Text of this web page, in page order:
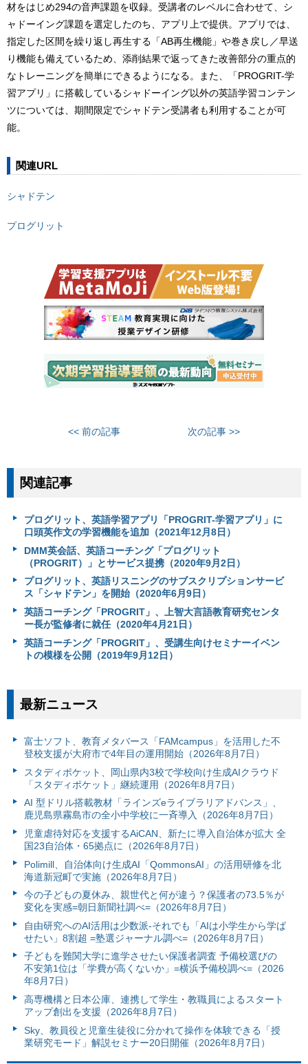
材をはじめ294の音声課題を収録。受講者のレベルに合わせて、シ
ャドーイング課題を選定したのち、アプリ上で提供。アプリでは、
指定した区間を繰り返し再生する「AB再生機能」や巻き戻し／早送
り機能も備えているため、添削結果で返ってきた改善部分の重点的
なトレーニングを簡単にできるようになる。また、「PROGRIT-学
習アプリ」に搭載しているシャドーイング以外の英語学習コンテン
ツについては、期間限定でシャドテン受講者も利用することが可
能。
関連URL
シャドテン
プログリット
<< 前の記事 次の記事 >>
関連記事
プログリット、英語学習アプリ「PROGRIT-学習アプリ」に
口頭英作文の学習機能を追加（2021年12月8日）
DMM英会話、英語コーチング「プログリット
（PROGRIT）」とサービス提携（2020年9月2日）
プログリット、英語リスニングのサブスクリプションサービ
ス「シャドテン」を開始（2020年6月9日）
英語コーチング「PROGRIT」、上智大言語教育研究センタ
ー長が監修者に就任（2020年4月21日）
英語コーチング「PROGRIT」、受講生向けセミナーイベン
トの模様を公開（2019年9月12日）
最新ニュース
富⼠ソフト、教育メタバース「FAMcampus」を活用した不
登校支援が大府市で4年目の運用開始（2026年8月7日）
スタディポケット、岡山県内3校で学校向け生成AIクラウド
「スタディポケット」継続運用（2026年8月7日）
AI 型ドリル搭載教材「ラインズeライブラリアドバンス」、
鹿児島県霧島市の全小中学校に一斉導入（2026年8月7日）
児童虐待対応を支援するAiCAN、新たに導入自治体が拡大 全
国23自治体・65拠点に（2026年8月7日）
Polimill、自治体向け生成AI「QommonsAI」の活用研修を北
海道新冠町で実施（2026年8月7日）
今の子どもの夏休み、親世代と何が違う？保護者の73.5％が
変化を実感=朝日新聞社調べ=（2026年8月7日）
自由研究へのAI活用は少数派-それでも「AIは小学生から学ば
せたい」8割超 =塾選ジャーナル調べ=（2026年8月7日）
子どもを難関大学に進学させたい保護者調査 予備校選びの
不安第1位は「学費が高くないか」=横浜予備校調べ=（2026
年8月7日）
高専機構と日本公庫、連携して学生・教職員によるスタート
アップ創出を支援（2026年8月7日）
Sky、教員役と児童生徒役に分かれて操作を体験できる「授
業研究モード」解説セミナー20日開催（2026年8月7日）